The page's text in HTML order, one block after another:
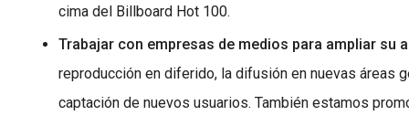
cima del Billboard Hot 100.
Trabajar con empresas de medios para ampliar su
reproducción en diferido, la difusión en nuevas áreas
captación de nuevos usuarios. También estamos